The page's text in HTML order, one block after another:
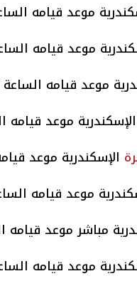
موعد قيامه الساعة 5.00
موعد قيامه الساعة 6.00
موعد قيامه الساعة 6.20 صباحا.
موعد قيامه الساعة
الإسكندرية موعد قيامه
موعد قيامه الساعة